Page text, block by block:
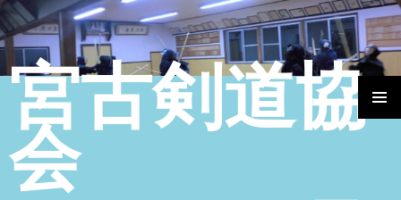
宮古剣道協
会
コンテンツへ移動